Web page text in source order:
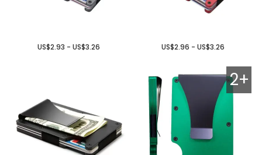
US$2.93 - US$3.26 US$2.96 - US$3.26
2+